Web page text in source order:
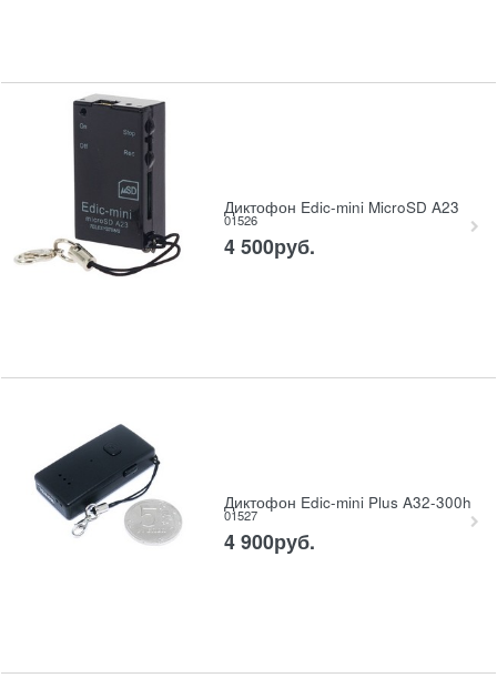
Диктофон Edic-mini MicroSD A23
01526
4 500руб.
Диктофон Edic-mini Plus A32-300h
01527
4 900руб.